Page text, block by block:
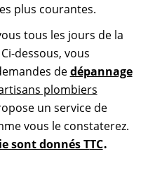
plus courantes.
tous les jours de la
dessous, vous
dedépannage
plombiers
un service de
vous le constaterez.
sont donnés TTC.